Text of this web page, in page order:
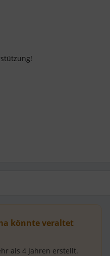
könnte veraltet
als 4 Jahren erstellt.